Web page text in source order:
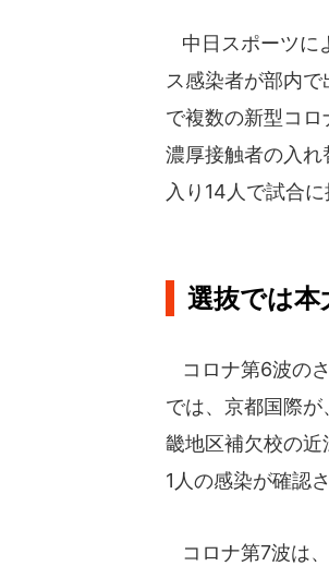
中日スポーツに
ス感染者が部内
で複数の新型コ
濃厚接触者の入
入り14人で試合に
選抜では本
コロナ第6波の
では、京都国際
畿地区補欠校の近
1人の感染が確認
コロナ第7波は